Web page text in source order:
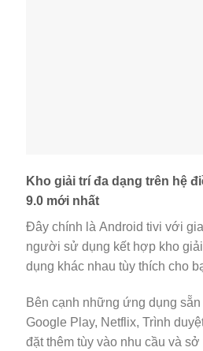
Kho giải trí đa dạng trên hệ
9.0 mới nhất
Đây chính là Android tivi với
người sử dụng kết hợp kho
dụng khác nhau tùy thích cho
Bên cạnh những ứng dụng
Google Play, Netflix, Trình
đặt thêm tùy vào nhu cầu và